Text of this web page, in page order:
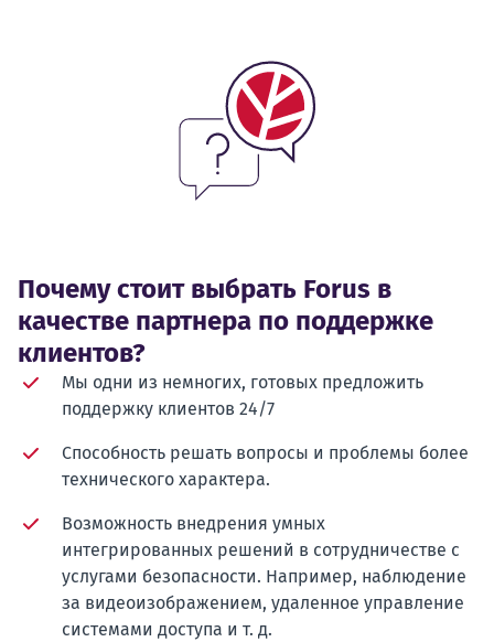
Почему стоит выбрать Forus в
качестве партнера по поддержке
клиентов?
Мы одни из немногих, готовых предложить
поддержку клиентов 24/7
Способность решать вопросы и проблемы более
технического характера.
Возможность внедрения умных
интегрированных решений в сотрудничестве с
услугами безопасности. Например, наблюдение
за видеоизображением, удаленное управление
системами доступа и т. д.